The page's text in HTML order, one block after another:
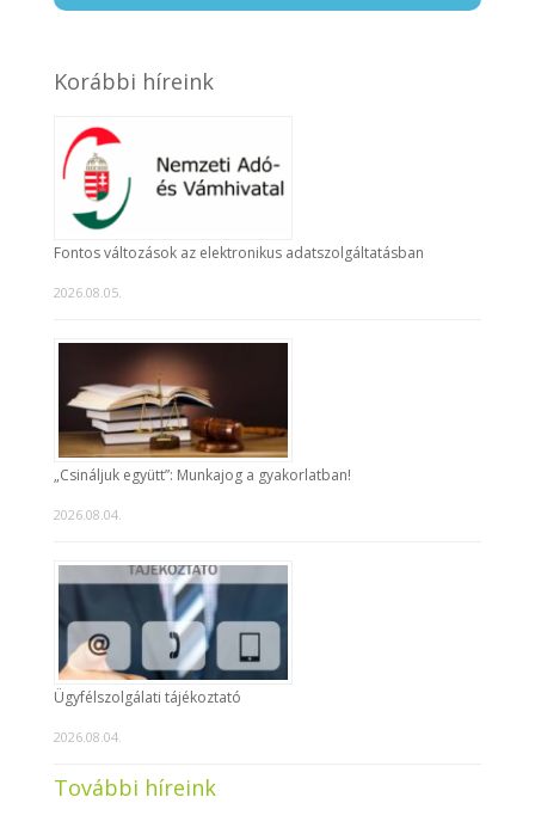
Korábbi híreink
Fontos változások az elektronikus adatszolgáltatásban
2026.08.05.
„Csináljuk együtt”: Munkajog a gyakorlatban!
2026.08.04.
Ügyfélszolgálati tájékoztató
2026.08.04.
További híreink